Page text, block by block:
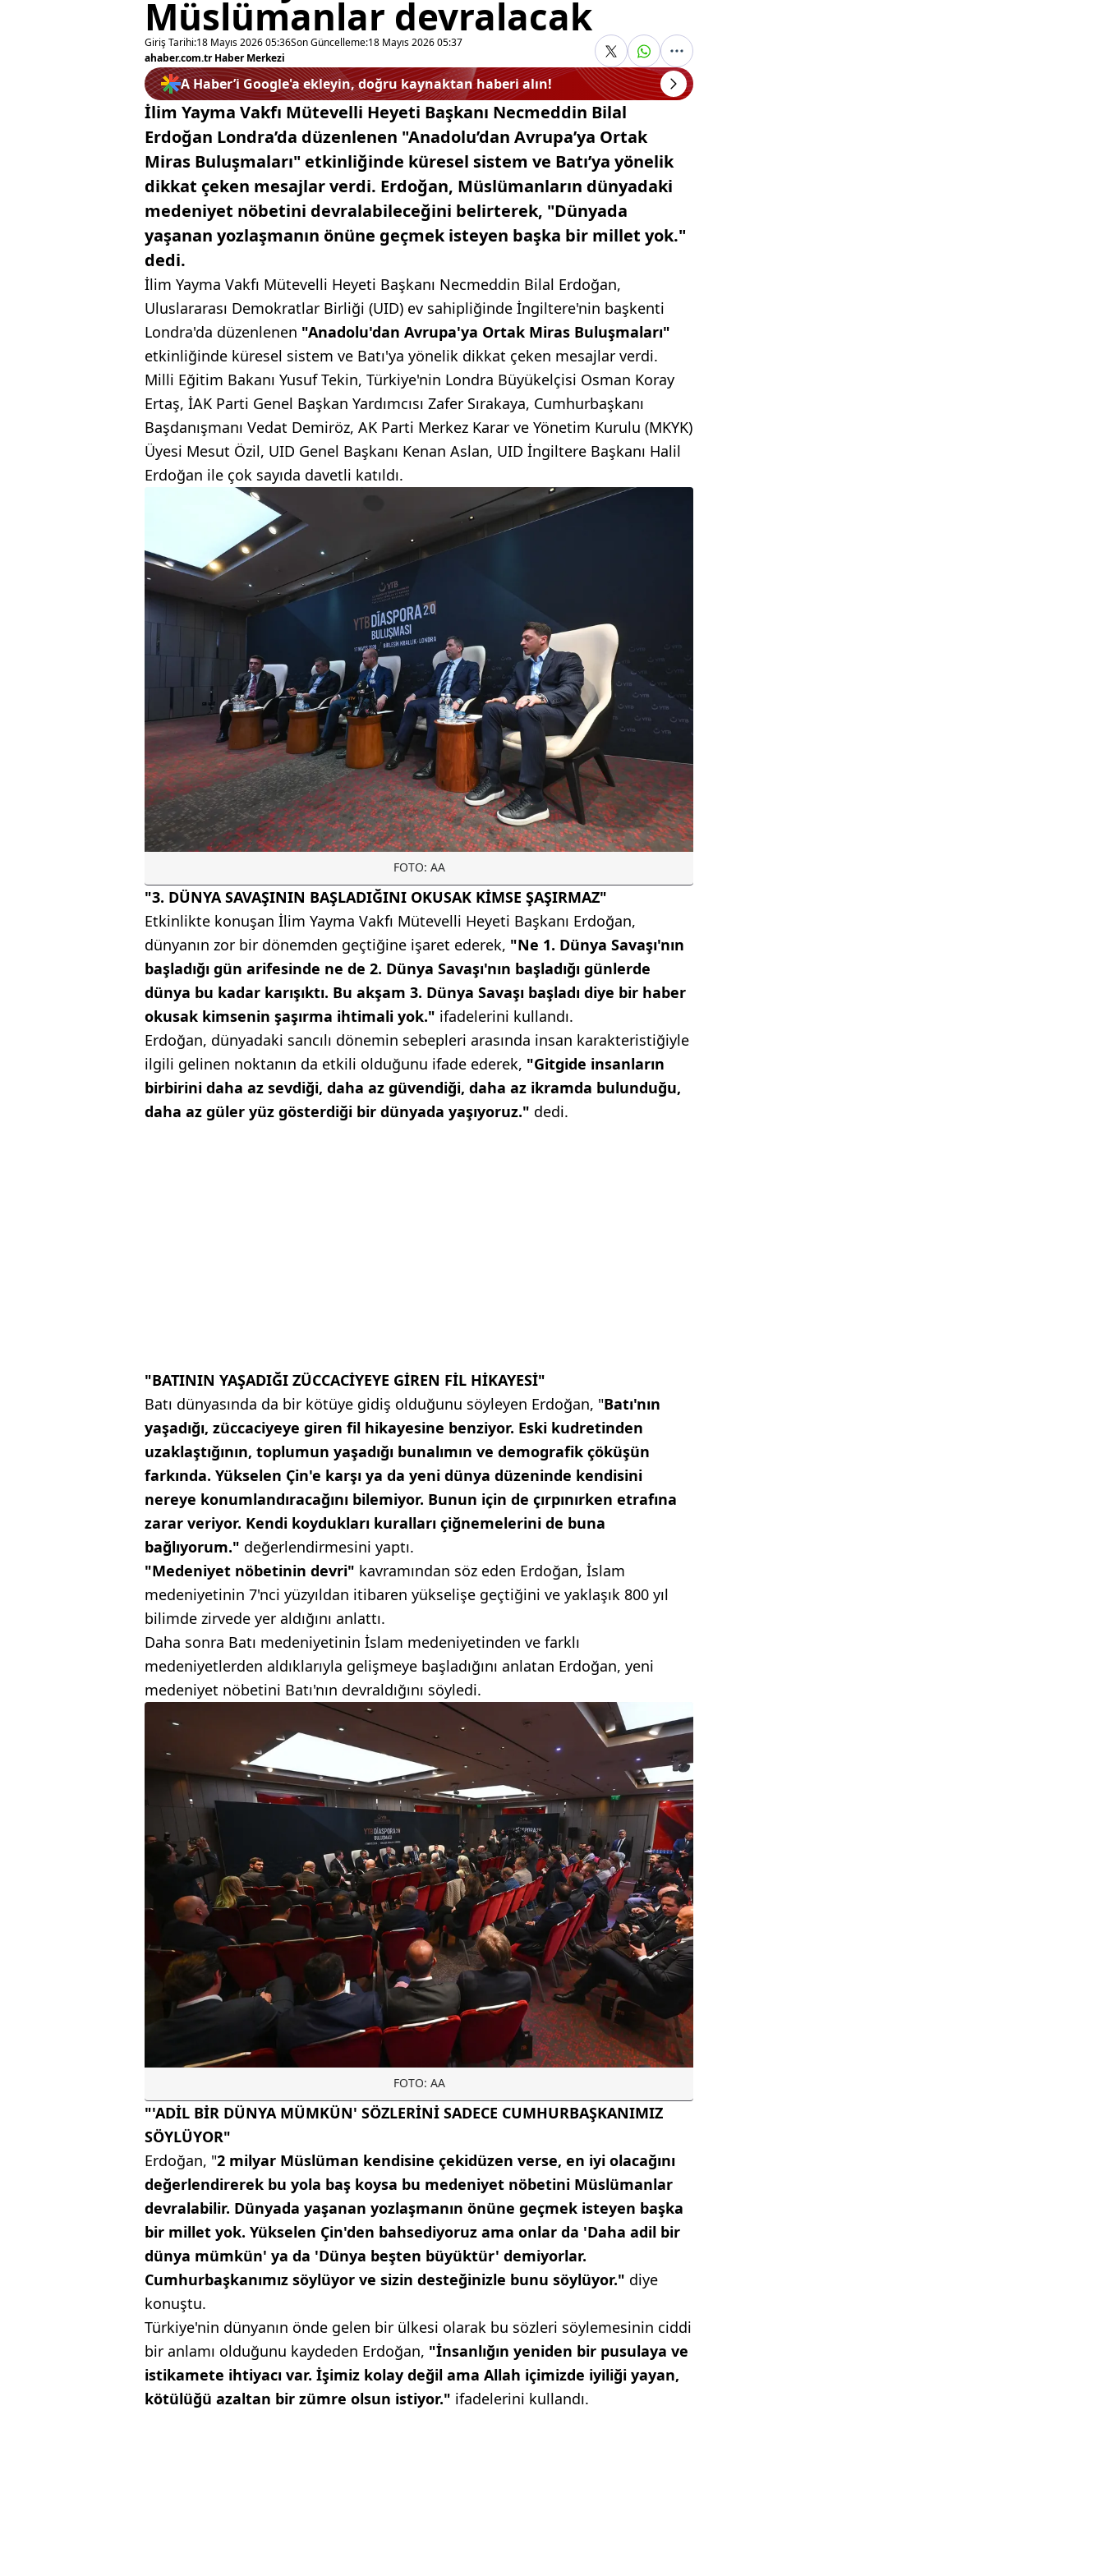
Müslümanlar devralacak
Giriş Tarihi:18 Mayıs 2026 05:36Son Güncelleme:18 Mayıs 2026 05:37
ahaber.com.tr Haber Merkezi
A Haber’i Google'a ekleyin, doğru kaynaktan haberi alın!
İlim Yayma Vakfı Mütevelli Heyeti Başkanı Necmeddin Bilal
Erdoğan Londra’da düzenlenen "Anadolu’dan Avrupa’ya Ortak
Miras Buluşmaları" etkinliğinde küresel sistem ve Batı’ya yönelik
dikkat çeken mesajlar verdi. Erdoğan, Müslümanların dünyadaki
medeniyet nöbetini devralabileceğini belirterek, "Dünyada
yaşanan yozlaşmanın önüne geçmek isteyen başka bir millet yok."
dedi.
İlim Yayma Vakfı Mütevelli Heyeti Başkanı Necmeddin Bilal Erdoğan,
Uluslararası Demokratlar Birliği (UID) ev sahipliğinde İngiltere'nin başkenti
Londra'da düzenlenen "Anadolu'dan Avrupa'ya Ortak Miras Buluşmaları"
etkinliğinde küresel sistem ve Batı'ya yönelik dikkat çeken mesajlar verdi.
Milli Eğitim Bakanı Yusuf Tekin, Türkiye'nin Londra Büyükelçisi Osman Koray
Ertaş, İAK Parti Genel Başkan Yardımcısı Zafer Sırakaya, Cumhurbaşkanı
Başdanışmanı Vedat Demiröz, AK Parti Merkez Karar ve Yönetim Kurulu (MKYK)
Üyesi Mesut Özil, UID Genel Başkanı Kenan Aslan, UID İngiltere Başkanı Halil
Erdoğan ile çok sayıda davetli katıldı.
FOTO: AA
"3. DÜNYA SAVAŞININ BAŞLADIĞINI OKUSAK KİMSE ŞAŞIRMAZ"
Etkinlikte konuşan İlim Yayma Vakfı Mütevelli Heyeti Başkanı Erdoğan,
dünyanın zor bir dönemden geçtiğine işaret ederek, "Ne 1. Dünya Savaşı'nın
başladığı gün arifesinde ne de 2. Dünya Savaşı'nın başladığı günlerde
dünya bu kadar karışıktı. Bu akşam 3. Dünya Savaşı başladı diye bir haber
okusak kimsenin şaşırma ihtimali yok." ifadelerini kullandı.
Erdoğan, dünyadaki sancılı dönemin sebepleri arasında insan karakteristiğiyle
ilgili gelinen noktanın da etkili olduğunu ifade ederek, "Gitgide insanların
birbirini daha az sevdiği, daha az güvendiği, daha az ikramda bulunduğu,
daha az güler yüz gösterdiği bir dünyada yaşıyoruz." dedi.
"BATININ YAŞADIĞI ZÜCCACİYEYE GİREN FİL HİKAYESİ"
Batı dünyasında da bir kötüye gidiş olduğunu söyleyen Erdoğan, "Batı'nın
yaşadığı, züccaciyeye giren fil hikayesine benziyor. Eski kudretinden
uzaklaştığının, toplumun yaşadığı bunalımın ve demografik çöküşün
farkında. Yükselen Çin'e karşı ya da yeni dünya düzeninde kendisini
nereye konumlandıracağını bilemiyor. Bunun için de çırpınırken etrafına
zarar veriyor. Kendi koydukları kuralları çiğnemelerini de buna
bağlıyorum." değerlendirmesini yaptı.
"Medeniyet nöbetinin devri" kavramından söz eden Erdoğan, İslam
medeniyetinin 7'nci yüzyıldan itibaren yükselişe geçtiğini ve yaklaşık 800 yıl
bilimde zirvede yer aldığını anlattı.
Daha sonra Batı medeniyetinin İslam medeniyetinden ve farklı
medeniyetlerden aldıklarıyla gelişmeye başladığını anlatan Erdoğan, yeni
medeniyet nöbetini Batı'nın devraldığını söyledi.
FOTO: AA
"'ADİL BİR DÜNYA MÜMKÜN' SÖZLERİNİ SADECE CUMHURBAŞKANIMIZ
SÖYLÜYOR"
Erdoğan, "2 milyar Müslüman kendisine çekidüzen verse, en iyi olacağını
değerlendirerek bu yola baş koysa bu medeniyet nöbetini Müslümanlar
devralabilir. Dünyada yaşanan yozlaşmanın önüne geçmek isteyen başka
bir millet yok. Yükselen Çin'den bahsediyoruz ama onlar da 'Daha adil bir
dünya mümkün' ya da 'Dünya beşten büyüktür' demiyorlar.
Cumhurbaşkanımız söylüyor ve sizin desteğinizle bunu söylüyor." diye
konuştu.
Türkiye'nin dünyanın önde gelen bir ülkesi olarak bu sözleri söylemesinin ciddi
bir anlamı olduğunu kaydeden Erdoğan, "İnsanlığın yeniden bir pusulaya ve
istikamete ihtiyacı var. İşimiz kolay değil ama Allah içimizde iyiliği yayan,
kötülüğü azaltan bir zümre olsun istiyor." ifadelerini kullandı.